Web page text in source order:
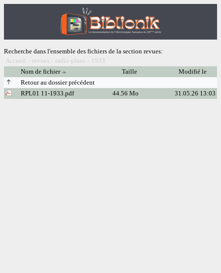
Recherche dans l'ensemble des fichiers de la section revues:
Accueil
> revues > radio-plans >
1933
Nom de fichier
Taille
Modifié le
Retour au dossier précédent
RPL01 11-1933.pdf
44.56 Mo 31.05.26 13:03